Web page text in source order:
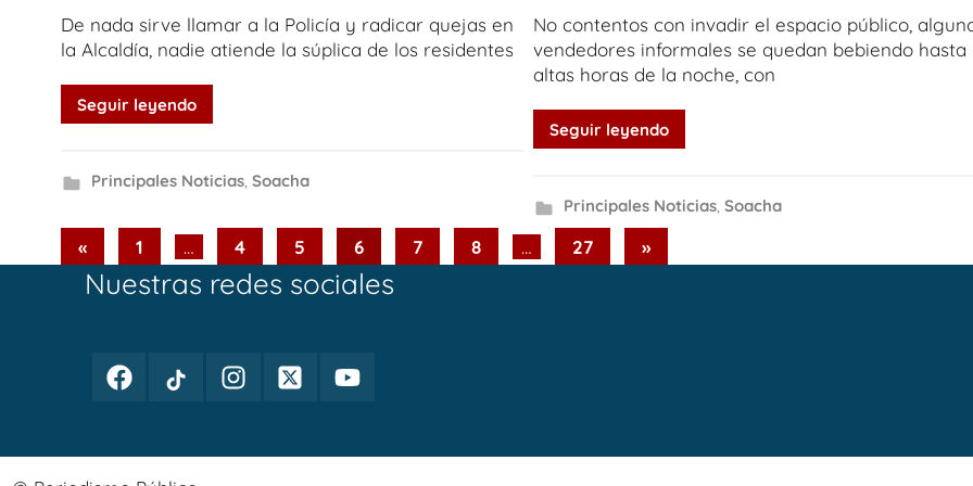
De nada sirve llamar a la Policía y radicar quejas en
la Alcaldía, nadie atiende la súplica de los residentes
Seguir leyendo
Principales Noticias, Soacha
No contentos con invadir el espacio público,
vendedores informales se quedan bebiendo hasta
altas horas de la noche, con
Seguir leyendo
Principales Noticias, Soacha
Paginación
de
«Previous
Posts
1 … 4 5 6 7 8 … 27
Next
Posts
»
Nuestras redes sociales
Facebook
Periodismo
TikTok
Periodismo
InstagramTwitterYoutube